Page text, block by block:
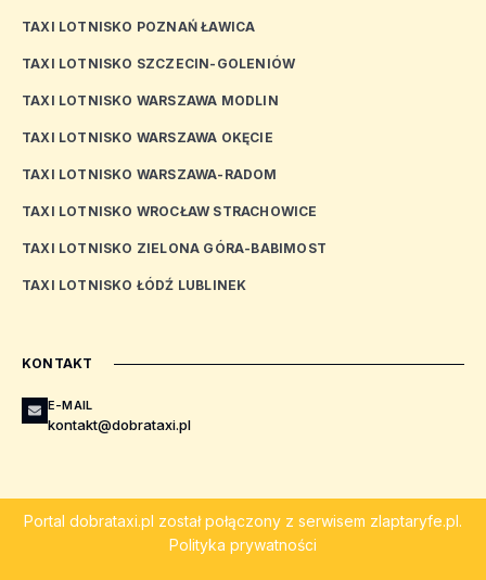
TAXI LOTNISKO POZNAŃ ŁAWICA
TAXI LOTNISKO SZCZECIN-GOLENIÓW
TAXI LOTNISKO WARSZAWA MODLIN
TAXI LOTNISKO WARSZAWA OKĘCIE
TAXI LOTNISKO WARSZAWA-RADOM
TAXI LOTNISKO WROCŁAW STRACHOWICE
TAXI LOTNISKO ZIELONA GÓRA-BABIMOST
TAXI LOTNISKO ŁÓDŹ LUBLINEK
KONTAKT
E-MAIL
kontakt@dobrataxi.pl
Portal dobrataxi.pl został połączony z serwisem zlaptaryfe.pl.
Polityka prywatności